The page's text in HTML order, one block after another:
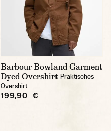
Barbour Bowland Garment
Dyed Overshirt Praktisches
Overshirt
199,90 €